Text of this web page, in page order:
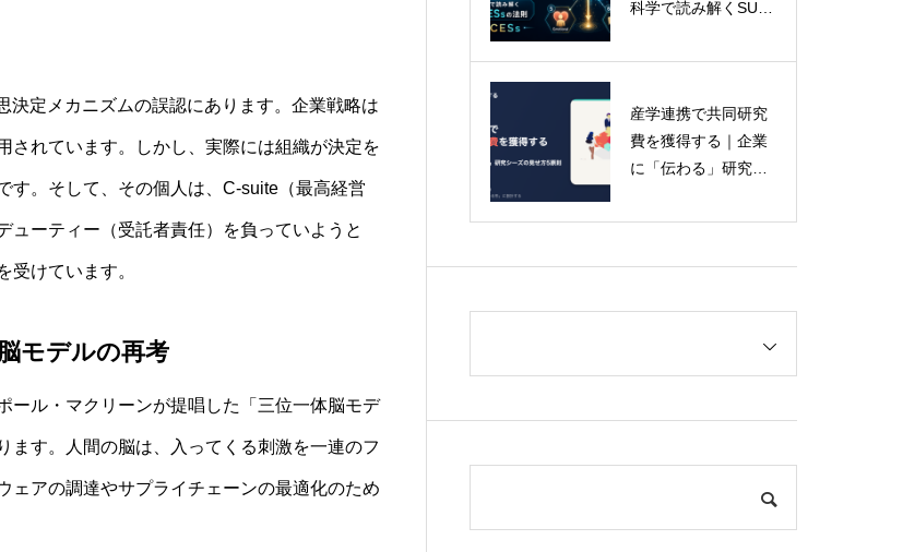
決定メカニズムの誤認にあります。企業戦略は
されています。しかし、実際には組織が決定を
す。そして、その個人は、C-suite（最高経営
ーティー（受託者責任）を負っていようと
受けています。
モデルの再考
ール・マクリーンが提唱した「三位一体脳モデ
ます。人間の脳は、入ってくる刺激を一連のフ
ェアの調達やサプライチェーンの最適化のため
科学で読み解くSUC
産学連携で共同研究
費を獲得する｜企業
に「伝わる」研究シ
デンスに基づく「最
ーク」選択戦略